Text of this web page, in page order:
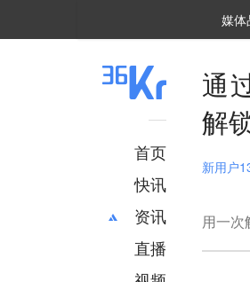
媒体
首页
快讯
资讯
推荐
财经
直播
通
解
新用户
用一次